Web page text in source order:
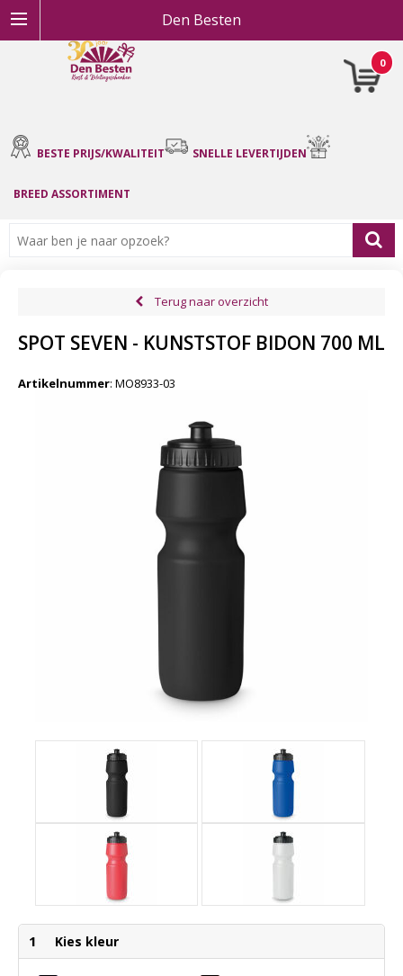
Den Besten
0
BESTE PRIJS/KWALITEIT SNELLE LEVERTIJDEN
BREED ASSORTIMENT
Terug naar overzicht
SPOT SEVEN - KUNSTSTOF BIDON 700 ML
Artikelnummer: MO8933-03
1 Kies kleur